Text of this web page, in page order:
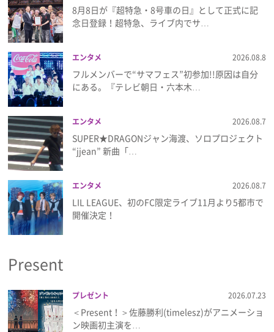
8月8日が『超特急・8号車の日』として正式に記
念日登録！超特急、ライブ内でサ…
エンタメ 2026.08.8
フルメンバーで“サマフェス”初参加!!原因は自分
にある。『テレビ朝日・六本木…
エンタメ 2026.08.7
SUPER★DRAGONジャン海渡、ソロプロジェクト
“jjean” 新曲「…
エンタメ 2026.08.7
LIL LEAGUE、初のFC限定ライブ11月より5都市で
開催決定！
Present
プレゼント 2026.07.23
＜Present！＞佐藤勝利(timelesz)がアニメーショ
ン映画初主演を…